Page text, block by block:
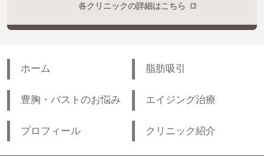
各クリニックの詳細はこちら
ホーム 脂肪吸引
豊胸・バストのお悩み エイジング治療
プロフィール クリニック紹介